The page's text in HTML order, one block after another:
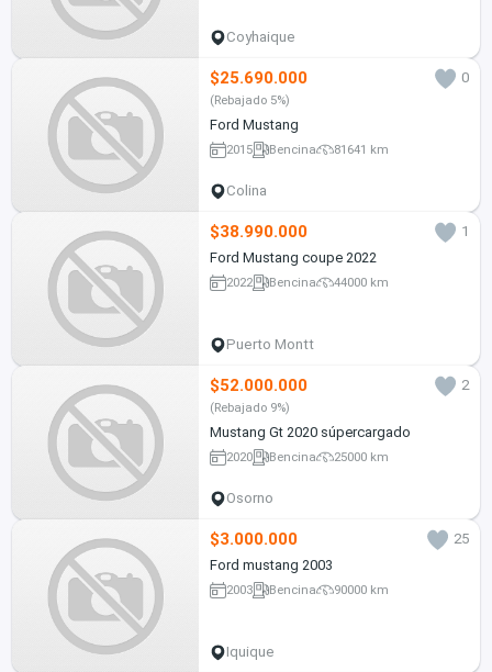
Coyhaique
$25.690.000 0
(Rebajado 5%)
Ford Mustang
2015 Bencina 81641 km
Colina
$38.990.000
1
Ford Mustang coupe 2022
2022 Bencina 44000 km
Puerto Montt
$52.000.000 2
(Rebajado 9%)
Mustang Gt 2020 súpercargado
2020 Bencina 25000 km
Osorno
$3.000.000
25
Ford mustang 2003
2003 Bencina 90000 km
Iquique